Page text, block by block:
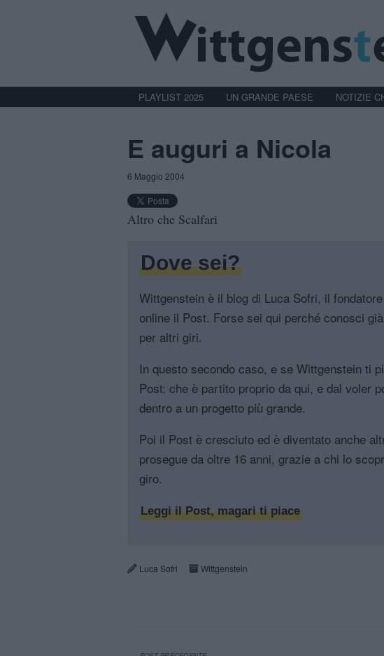
PLAYLIST 2025 UN GRANDE PAESE NOTIZIE
E auguri a Nicola
6 Maggio 2004
Altro che Scalfari
Dove sei?
Wittgenstein è il blog di Luca Sofri, il
online il Post. Forse sei qui perché conosci
per altri giri.
In questo secondo caso, e se Wittgenstein ti
Post: che è partito proprio da qui, e dal voler
dentro a un progetto più grande.
Poi il Post è cresciuto ed è diventato anche
prosegue da oltre 16 anni, grazie a chi lo
giro.
Leggi il Post, magari ti piace
Luca Sofri Wittgenstein